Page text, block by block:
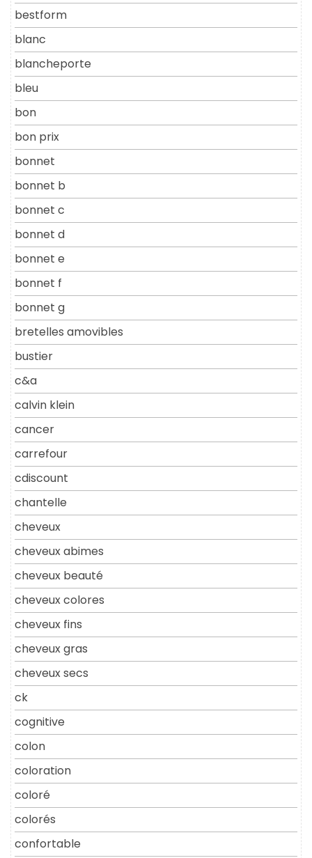
bestform
blanc
blancheporte
bleu
bon
bon prix
bonnet
bonnet b
bonnet c
bonnet d
bonnet e
bonnet f
bonnet g
bretelles amovibles
bustier
c&a
calvin klein
cancer
carrefour
cdiscount
chantelle
cheveux
cheveux abimes
cheveux beauté
cheveux colores
cheveux fins
cheveux gras
cheveux secs
ck
cognitive
colon
coloration
coloré
colorés
confortable